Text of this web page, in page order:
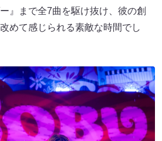
』まで全7曲を駆け抜け、彼の創
めて感じられる素敵な時間でし